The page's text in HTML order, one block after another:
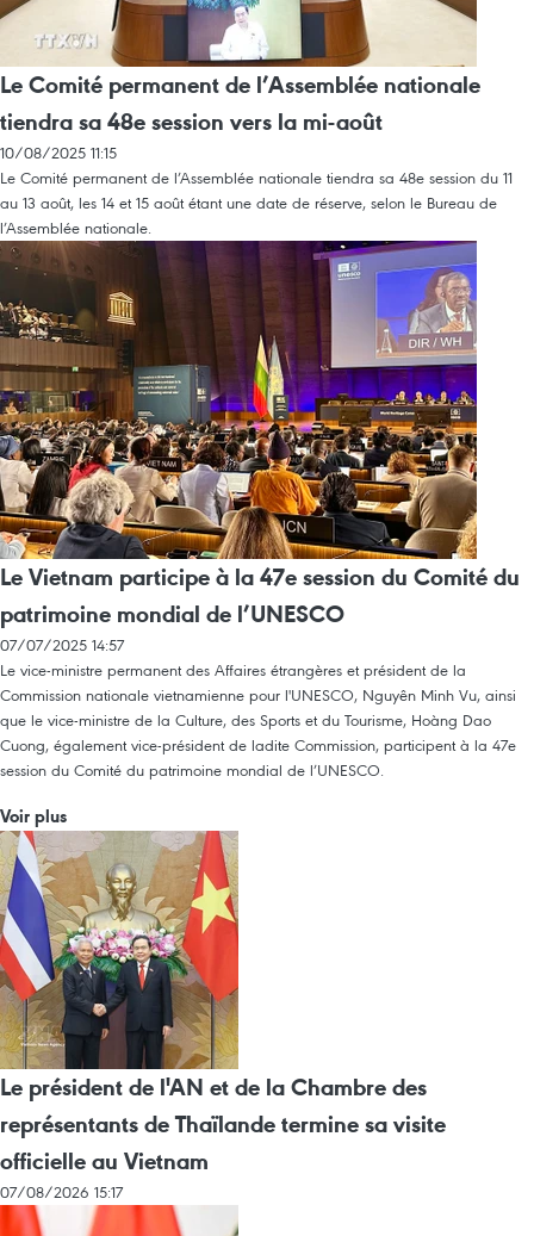
Le Comité permanent de l’Assemblée nationale
tiendra sa 48e session vers la mi-août
10/08/2025 11:15
Le Comité permanent de l’Assemblée nationale tiendra sa 48e session du 11
au 13 août, les 14 et 15 août étant une date de réserve, selon le Bureau de
l’Assemblée nationale.
Le Vietnam participe à la 47e session du Comité du
patrimoine mondial de l’UNESCO
07/07/2025 14:57
Le vice-ministre permanent des Affaires étrangères et président de la
Commission nationale vietnamienne pour l'UNESCO, Nguyên Minh Vu, ainsi
que le vice-ministre de la Culture, des Sports et du Tourisme, Hoàng Dao
Cuong, également vice-président de ladite Commission, participent à la 47e
session du Comité du patrimoine mondial de l’UNESCO.
Voir plus
Le président de l'AN et de la Chambre des
représentants de Thaïlande termine sa visite
officielle au Vietnam
07/08/2026 15:17